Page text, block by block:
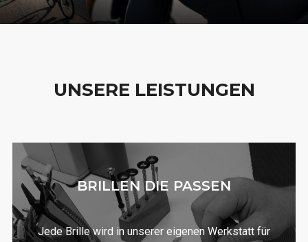
UNSERE LEISTUNGEN
BRILLEN DIE PASSEN
Jede Brille wird in unserer eigenen Werkstatt für